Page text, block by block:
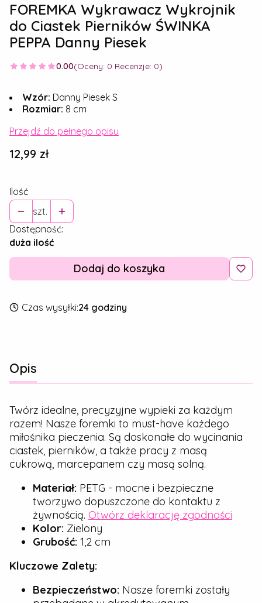
FOREMKA Wykrawacz Wykrojnik
do Ciastek Pierników ŚWINKA
PEPPA Danny Piesek
0.00(Oceny: 0 Recenzje: 0)
Wzór: Danny Piesek S
Rozmiar: 8 cm
Przejdź do pełnego opisu
Cena
12,99 zł
Ilość
szt.
Dostępność:
duża ilość
Dodaj do koszyka
Czas wysyłki:24 godziny
Opis
Twórz idealne, precyzyjne wypieki za każdym
razem! Nasze foremki to must-have każdego
miłośnika pieczenia. Są doskonałe do wycinania
ciastek, pierników, a także pracy z masą
cukrową, marcepanem czy masą solną.
Materiał: PETG - mocne i bezpieczne
tworzywo dopuszczone do kontaktu z
żywnością. Otwórz deklarację zgodności
Kolor: Zielony
Grubość: 1,2 cm
Kluczowe Zalety:
Bezpieczeństwo: Nasze foremki zostały